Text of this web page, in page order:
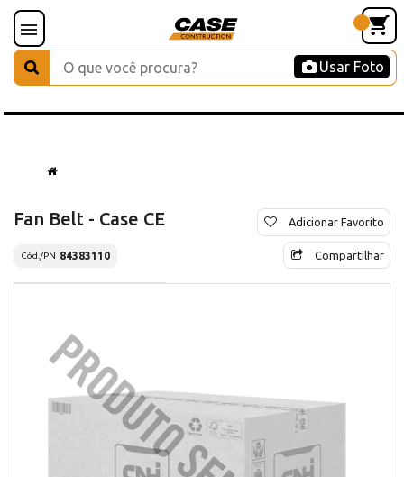
Usar Foto
Fan Belt - Case CE
Cód./PN 84383110
Adicionar Favorito
Compartilhar